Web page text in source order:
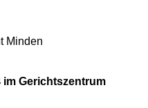
Minden
im Gerichtszentrum